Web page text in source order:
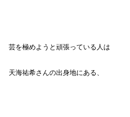
芸を極めようと頑張っている人は
天海祐希さんの出身地にある、